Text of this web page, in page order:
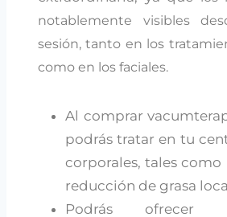
notablemente visibles
sesión, tanto en los
como en los faciales.
Al comprar
podrás tratar en tu
corporales, tales como
reducción de grasa
Podrás ofrecer